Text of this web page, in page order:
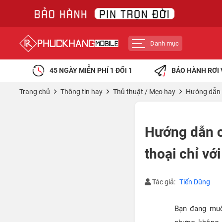
Danh mục
45 NGÀY MIỄN PHÍ 1 ĐỔI 1 BẢO HÀNH RƠI
Trang chủ Thông tin hay Thủ thuật / Mẹo hay Hướng dẫn
Hướng dẫn
thoại chỉ
Tác giả: Tiến Dũng
Bạn đang